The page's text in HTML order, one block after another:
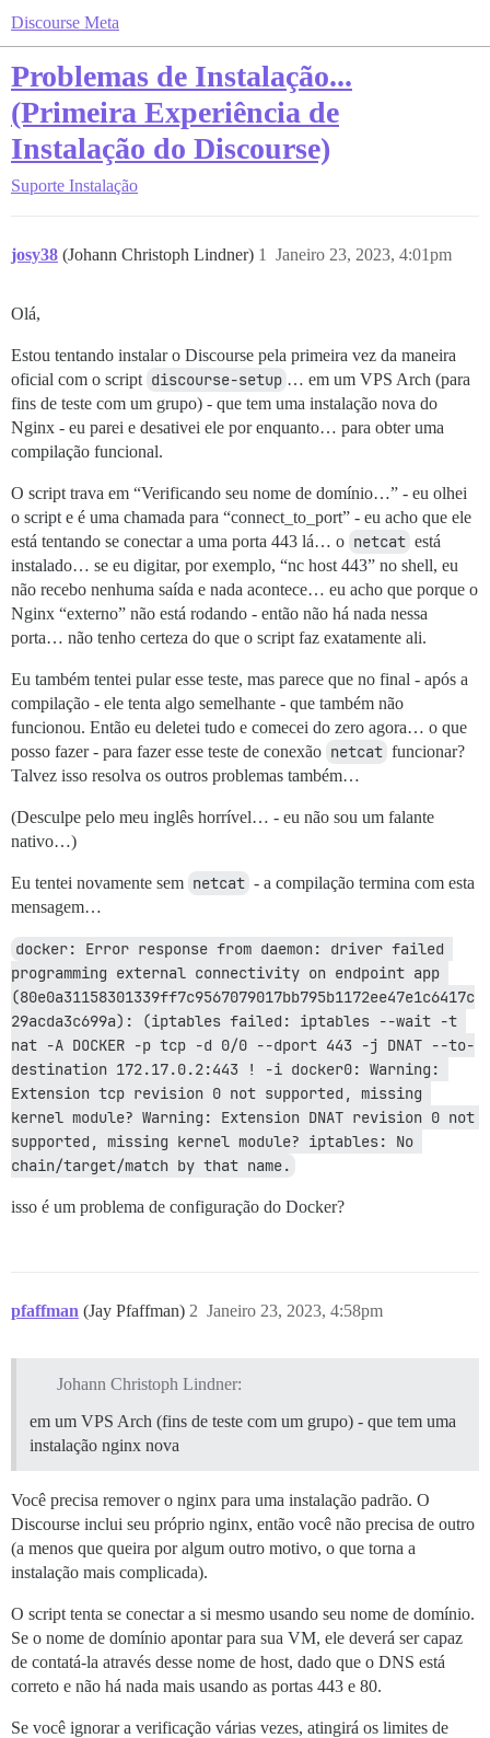
Discourse Meta
Problemas de Instalação...
(Primeira Experiência de
Instalação do Discourse)
Suporte Instalação
josy38 (Johann Christoph Lindner) Janeiro 23, 2023, 4:01pm
1
Olá,
Estou tentando instalar o Discourse pela primeira vez da maneira
oficial com o script discourse-setup … em um VPS Arch (para
fins de teste com um grupo) - que tem uma instalação nova do
Nginx - eu parei e desativei ele por enquanto… para obter uma
compilação funcional.
O script trava em “Verificando seu nome de domínio…” - eu olhei
o script e é uma chamada para “connect_to_port” - eu acho que ele
está tentando se conectar a uma porta 443 lá… o netcat está
instalado… se eu digitar, por exemplo, “nc host 443” no shell, eu
não recebo nenhuma saída e nada acontece… eu acho que porque o
Nginx “externo” não está rodando - então não há nada nessa
porta… não tenho certeza do que o script faz exatamente ali.
Eu também tentei pular esse teste, mas parece que no final - após a
compilação - ele tenta algo semelhante - que também não
funcionou. Então eu deletei tudo e comecei do zero agora… o que
posso fazer - para fazer esse teste de conexão netcat funcionar?
Talvez isso resolva os outros problemas também…
(Desculpe pelo meu inglês horrível… - eu não sou um falante
nativo…)
Eu tentei novamente sem netcat - a compilação termina com esta
mensagem…
docker: Error response from daemon: driver failed
programming external connectivity on endpoint app
(80e0a31158301339ff7c9567079017bb795b1172ee47e1c6417c
29acda3c699a): (iptables failed: iptables --wait -t
nat -A DOCKER -p tcp -d 0/0 --dport 443 -j DNAT --to-
destination 172.17.0.2:443 ! -i docker0: Warning:
Extension tcp revision 0 not supported, missing
kernel module? Warning: Extension DNAT revision 0 not
supported, missing kernel module? iptables: No
chain/target/match by that name.
isso é um problema de configuração do Docker?
pfaffman (Jay Pfaffman) Janeiro 23, 2023, 4:58pm
2
Johann Christoph Lindner:
em um VPS Arch (fins de teste com um grupo) - que tem uma
instalação nginx nova
Você precisa remover o nginx para uma instalação padrão. O
Discourse inclui seu próprio nginx, então você não precisa de outro
(a menos que queira por algum outro motivo, o que torna a
instalação mais complicada).
O script tenta se conectar a si mesmo usando seu nome de domínio.
Se o nome de domínio apontar para sua VM, ele deverá ser capaz
de contatá-la através desse nome de host, dado que o DNS está
correto e não há nada mais usando as portas 443 e 80.
Se você ignorar a verificação várias vezes, atingirá os limites de